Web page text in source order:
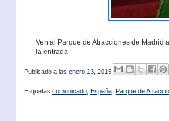
Ven al Parque de Atracciones de Madrid
la entrada
Publicado a las enero 13, 2015
Etiquetas comunicado, España, Parque de